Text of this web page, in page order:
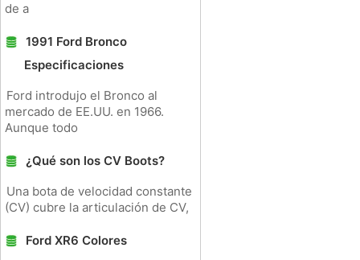
de a
1991 Ford Bronco
Especificaciones
Ford introdujo el Bronco al
mercado de EE.UU. en 1966.
Aunque todo
¿Qué son los CV Boots?
Una bota de velocidad constante
(CV) cubre la articulación de CV,
Ford XR6 Colores